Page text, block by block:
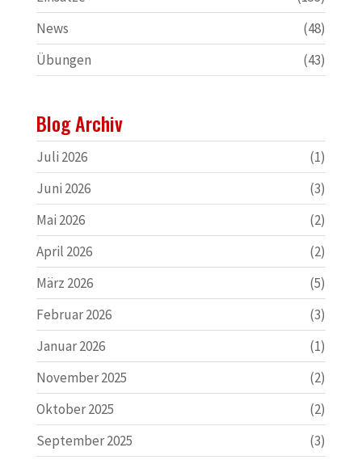
News
(48)
Übungen
(43)
Blog Archiv
Juli 2026
(1)
Juni 2026
(3)
Mai 2026
(2)
April 2026
(2)
März 2026
(5)
Februar 2026
(3)
Januar 2026
(1)
November 2025
(2)
Oktober 2025
(2)
September 2025
(3)